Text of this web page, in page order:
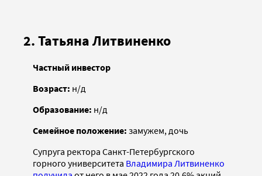
2. Татьяна Литвиненко
Частный инвестор
Возраст: н/д
Образование: н/д
Семейное положение: замужем, дочь
Супруга ректора Санкт-Петербургского
горного университета Владимира Литвиненко